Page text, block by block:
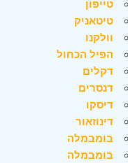
טייפון
טיטאניק
וולקנו
הפיל הכחול
דקלים
דנסרים
דיסקו
דינוזאור
בומבמלה
בומבמלה